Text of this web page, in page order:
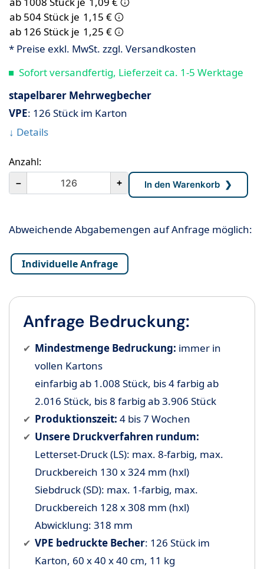
ab 126 Stück je 1,25 €
ab 504 Stück je 1,15 €
* Preise exkl. MwSt. zzgl. Versandkosten
Sofort versandfertig, Lieferzeit ca. 1-5 Werktage
stapelbarer Mehrwegbecher
VPE: 126 Stück im Karton
↓ Details
Anzahl:
+
－
Abweichende Abgabemengen auf Anfrage möglich:
Individuelle Anfrage
Anfrage Bedruckung:
Mindestmenge Bedruckung: immer in
vollen Kartons
einfarbig ab 1.008 Stück, bis 4 farbig ab
2.016 Stück, bis 8 farbig ab 3.906 Stück
Produktionszeit: 4 bis 7 Wochen
Unsere Druckverfahren rundum:
Letterset-Druck (LS): max. 8-farbig, max.
Druckbereich 130 x 324 mm (hxl)
Siebdruck (SD): max. 1-farbig, max.
Druckbereich 128 x 308 mm (hxl)
Abwicklung: 318 mm
VPE bedruckte Becher: 126 Stück im
Karton, 60 x 40 x 40 cm, 11 kg